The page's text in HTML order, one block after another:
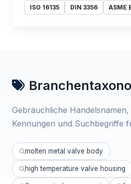
ISO 16135 DIN 3356 ASME
Gebräuchliche
Kennungen und Suchbegriffe
molten metal valve body
high temperature valve housing